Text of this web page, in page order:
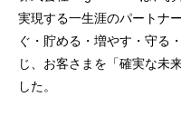
実現する一生涯のパートナ
ぐ・貯める・増やす・守る
じ、お客さまを「確実な未
した。